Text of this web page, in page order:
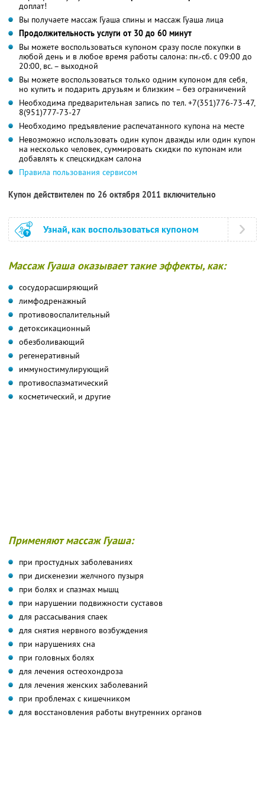
доплат!
Вы получаете массаж Гуаша спины и массаж Гуаша лица
Продолжительность услуги от 30 до 60 минут
Вы можете воспользоваться купоном сразу после покупки в
любой день и в любое время работы салона: пн.-сб. с 09:00 до
20:00, вс. – выходной
Вы можете воспользоваться только одним купоном для себя,
но купить и подарить друзьям и близким – без ограничений
Необходима предварительная запись по тел. +7(351)776-73-47,
8(951)777-73-27
Необходимо предъявление распечатанного купона на месте
Невозможно использовать один купон дважды или один купон
на несколько человек, суммировать скидки по купонам или
добавлять к спецскидкам салона
Правила пользования сервисом
Купон действителен по 26 октября 2011 включительно
Узнай, как воспользоваться купоном
Массаж Гуаша оказывает такие эффекты, как:
сосудорасширяющий
лимфодренажный
противовоспалительный
детоксикационный
обезболивающий
регенеративный
иммуностимулирующий
противоспазматический
косметический, и другие
Применяют массаж Гуаша:
при простудных заболеваниях
при дискенезии желчного пузыря
при болях и спазмах мышц
при нарушении подвижности суставов
для рассасывания спаек
для снятия нервного возбуждения
при нарушениях сна
при головных болях
для лечения остеохондроза
для лечения женских заболеваний
при проблемах с кишечником
для восстановления работы внутренних органов